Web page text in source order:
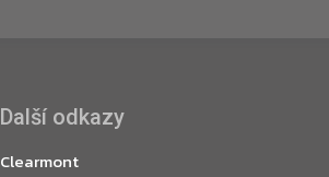
Další odkazy
Clearmont